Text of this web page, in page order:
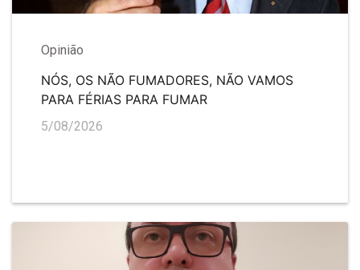
Opinião
NÓS, OS NÃO FUMADORES, NÃO VAMOS
PARA FÉRIAS PARA FUMAR
5/08/2026